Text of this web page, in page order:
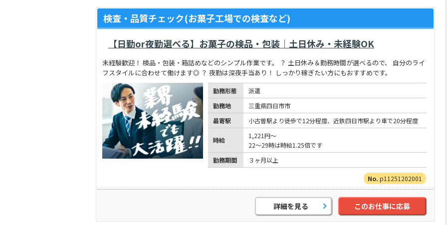
検査・品質チェック(お菓子工場での検査など)
【日勤or夜勤選べる】お菓子の検品・包装｜土日休み・未経験OK
未経験歓迎！ 検品・包装・箱詰めなどのシンプル作業です。 ？ 土日休み＆勤務時間が選べるので、 自分のライ
フスタイルに合わせて働けます◎ ？ 夜勤は深夜手当あり！ しっかり稼ぎたい方にもおすすめです。
勤務形態
派遣
勤務地
三重県四日市市
最寄駅
小古曽駅より徒歩で12分程度、近鉄四日市駅より車で20分程度
時給
1,221円～
22～29時は時給1.25倍です
勤務期間
３ヶ月以上
p11251202001
詳細を見る このお仕事に応募